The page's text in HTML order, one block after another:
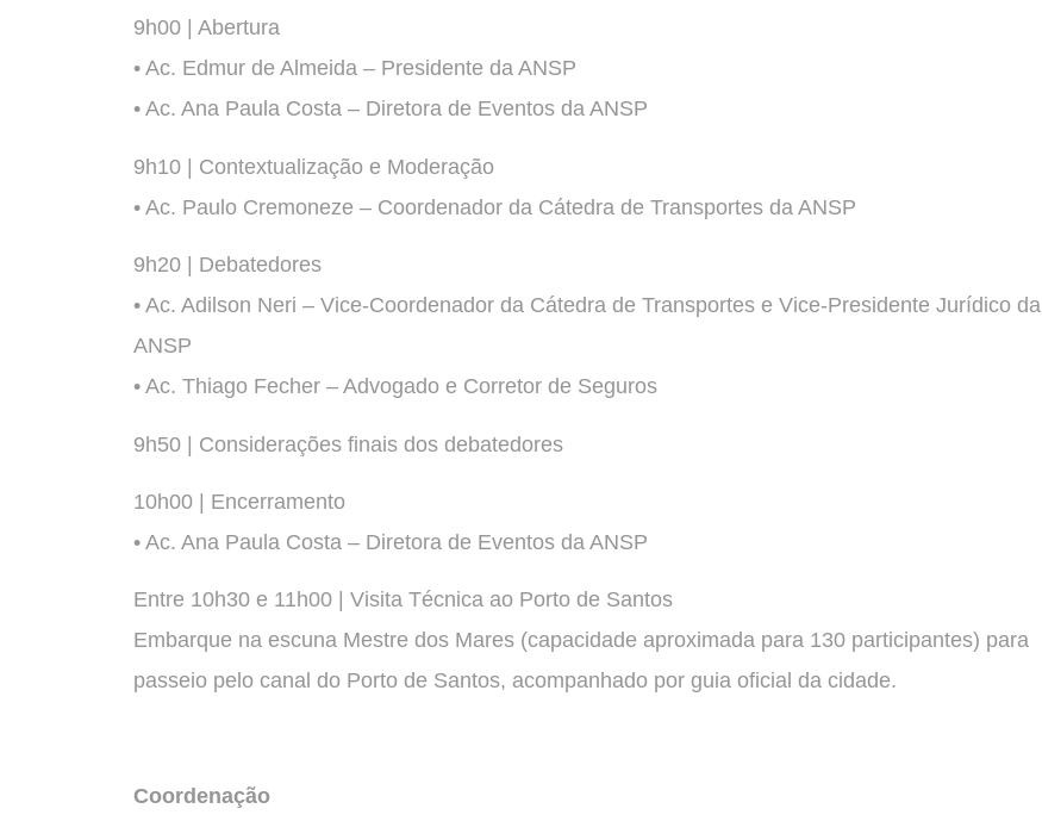
9h00 | Abertura
• Ac. Edmur de Almeida – Presidente da ANSP
• Ac. Ana Paula Costa – Diretora de Eventos da ANSP
9h10 | Contextualização e Moderação
• Ac. Paulo Cremoneze – Coordenador da Cátedra de Transportes da ANSP
9h20 | Debatedores
• Ac. Adilson Neri – Vice-Coordenador da Cátedra de Transportes e Vice-Presidente Jurídico da
ANSP
• Ac. Thiago Fecher – Advogado e Corretor de Seguros
9h50 | Considerações finais dos debatedores
10h00 | Encerramento
• Ac. Ana Paula Costa – Diretora de Eventos da ANSP
Entre 10h30 e 11h00 | Visita Técnica ao Porto de Santos
Embarque na escuna Mestre dos Mares (capacidade aproximada para 130 participantes) para
passeio pelo canal do Porto de Santos, acompanhado por guia oficial da cidade.
Coordenação